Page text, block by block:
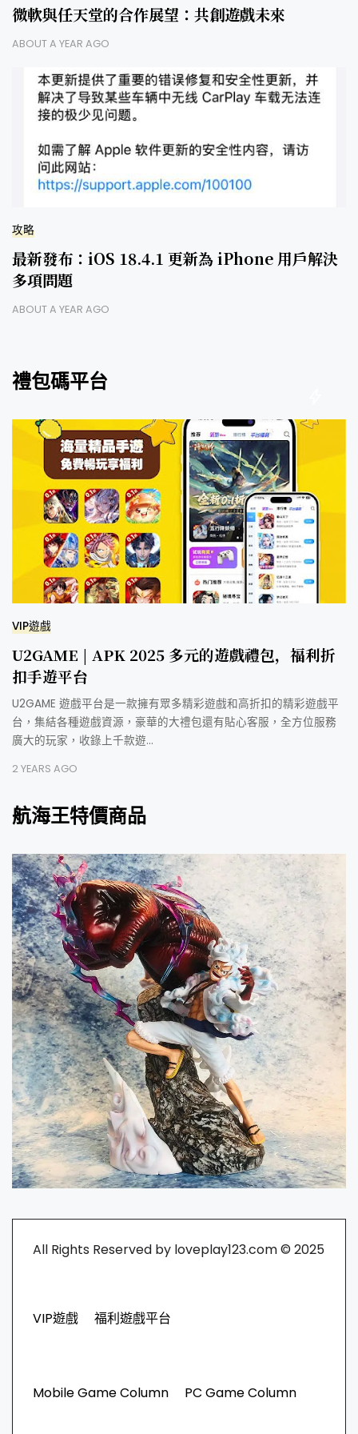
微軟與任天堂的合作展望：共創遊戲未來
ABOUT A YEAR AGO
攻略
最新發布：iOS 18.4.1 更新為 iPhone 用戶解決
多項問題
ABOUT A YEAR AGO
禮包碼平台
VIP遊戲
U2GAME | APK 2025 多元的遊戲禮包，福利折
扣手遊平台
U2GAME 遊戲平台是一款擁有眾多精彩遊戲和高折扣的精彩遊戲平
台，集結各種遊戲資源，豪華的大禮包還有貼心客服，全方位服務
廣大的玩家，收錄上千款遊…
2 YEARS AGO
航海王特價商品
All Rights Reserved by loveplay123.com © 2025
VIP遊戲 福利遊戲平台
Mobile Game Column PC Game Column